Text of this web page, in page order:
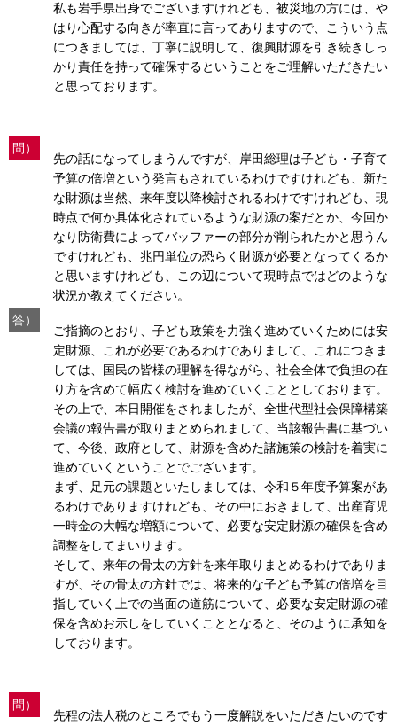
私も岩手県出身でございますけれども、被災地の方には、や
はり心配する向きが率直に言ってありますので、こういう点
につきましては、丁寧に説明して、復興財源を引き続きしっ
かり責任を持って確保するということをご理解いただきたい
と思っております。
問）
先の話になってしまうんですが、岸田総理は子ども・子育て
予算の倍増という発言もされているわけですけれども、新た
な財源は当然、来年度以降検討されるわけですけれども、現
時点で何か具体化されているような財源の案だとか、今回か
なり防衛費によってバッファーの部分が削られたかと思うん
ですけれども、兆円単位の恐らく財源が必要となってくるか
と思いますけれども、この辺について現時点ではどのような
状況か教えてください。
答）
ご指摘のとおり、子ども政策を力強く進めていくためには安
定財源、これが必要であるわけでありまして、これにつきま
しては、国民の皆様の理解を得ながら、社会全体で負担の在
り方を含めて幅広く検討を進めていくこととしております。
その上で、本日開催をされましたが、全世代型社会保障構築
会議の報告書が取りまとめられまして、当該報告書に基づい
て、今後、政府として、財源を含めた諸施策の検討を着実に
進めていくということでございます。
まず、足元の課題といたしましては、令和５年度予算案があ
るわけでありますけれども、その中におきまして、出産育児
一時金の大幅な増額について、必要な安定財源の確保を含め
調整をしてまいります。
そして、来年の骨太の方針を来年取りまとめるわけでありま
すが、その骨太の方針では、将来的な子ども予算の倍増を目
指していく上での当面の道筋について、必要な安定財源の確
保を含めお示しをしていくこととなると、そのように承知を
しております。
問）
先程の法人税のところでもう一度解説をいただきたいのです